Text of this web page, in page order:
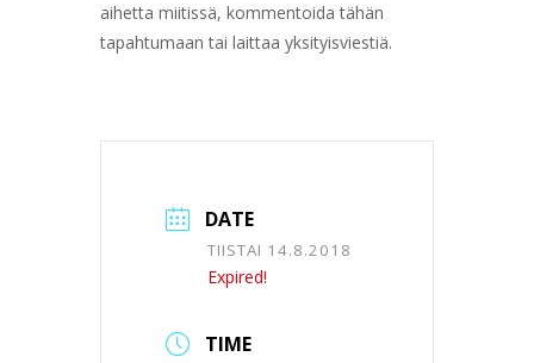
aihetta miitissä, kommentoida tähän
tapahtumaan tai laittaa yksityisviestiä.
DATE
TIISTAI 14.8.2018
Expired!
TIME